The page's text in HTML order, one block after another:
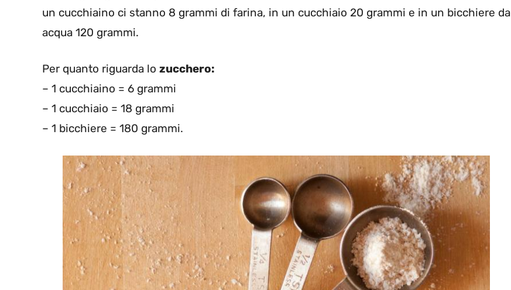
un cucchiaino ci stanno 8 grammi di farina, in un cucchiaio 20 grammi e in un bicchiere da
acqua 120 grammi.
Per quanto riguarda lo zucchero:
– 1 cucchiaino = 6 grammi
– 1 cucchiaio = 18 grammi
– 1 bicchiere = 180 grammi.